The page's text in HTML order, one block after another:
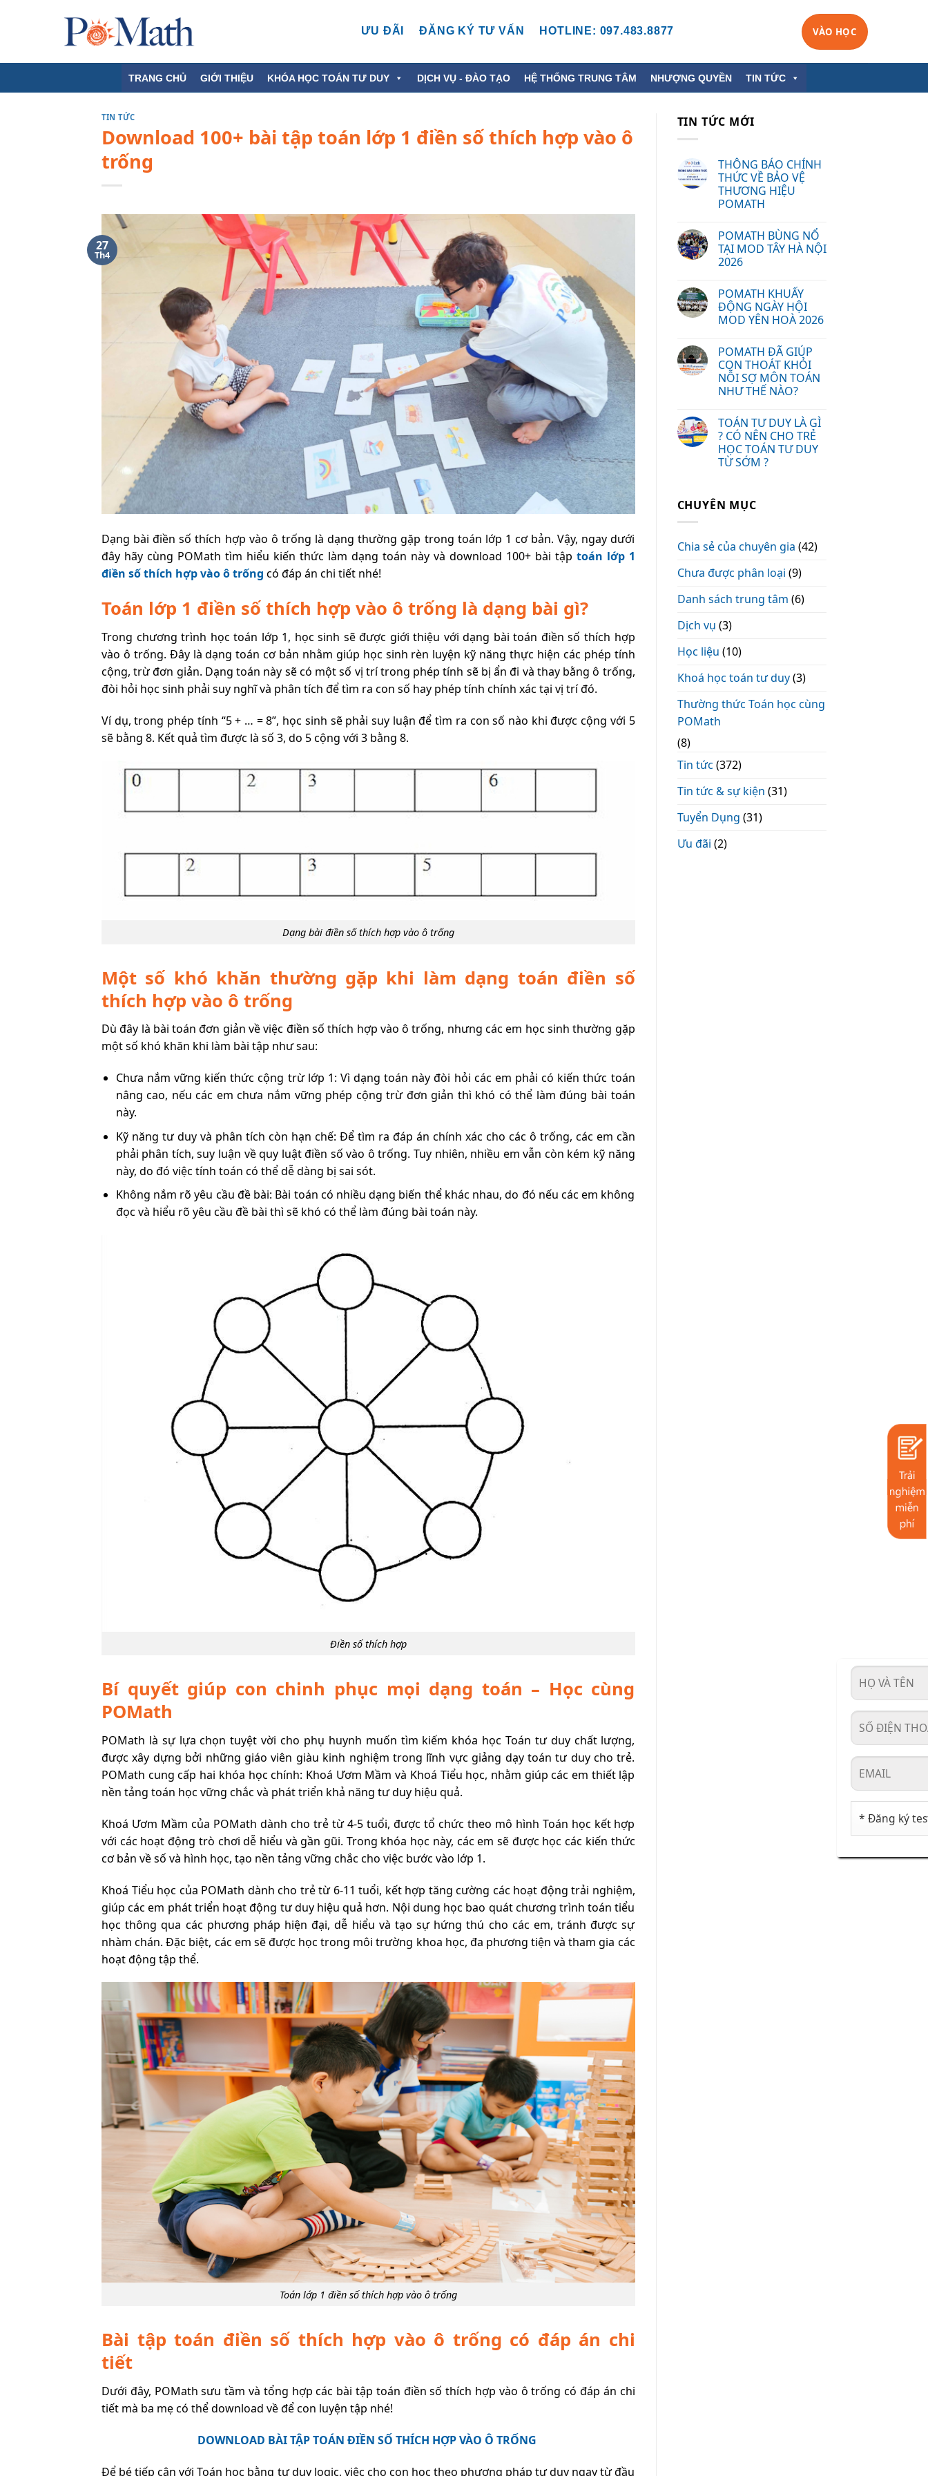
ƯU ĐÃI ĐĂNG KÝ TƯ VẤN HOTLINE: 097.483.8877 VÀO HỌC
TRANG CHỦ GIỚI THIỆU KHÓA HỌC TOÁN TƯ DUY DỊCH VỤ - ĐÀO TẠO HỆ THỐNG TRUNG TÂM NHƯỢNG QUYỀN TIN TỨC
TIN TỨC
Download 100+ bài tập toán lớp 1 điền số thích hợp vào ô
trống
27
Th4
Dạng bài điền số thích hợp vào ô trống là dạng thường gặp trong toán lớp 1 cơ bản. Vậy, ngay dưới
đây hãy cùng POMath tìm hiểu kiến thức làm dạng toán này và download 100+ bài tập toán lớp 1
điền số thích hợp vào ô trống có đáp án chi tiết nhé!
Toán lớp 1 điền số thích hợp vào ô trống là dạng bài gì?
Trong chương trình học toán lớp 1, học sinh sẽ được giới thiệu với dạng bài toán điền số thích hợp
vào ô trống. Đây là dạng toán cơ bản nhằm giúp học sinh rèn luyện kỹ năng thực hiện các phép tính
cộng, trừ đơn giản. Dạng toán này sẽ có một số vị trí trong phép tính sẽ bị ẩn đi và thay bằng ô trống,
đòi hỏi học sinh phải suy nghĩ và phân tích để tìm ra con số hay phép tính chính xác tại vị trí đó.
Ví dụ, trong phép tính “5 + … = 8”, học sinh sẽ phải suy luận để tìm ra con số nào khi được cộng với 5
sẽ bằng 8. Kết quả tìm được là số 3, do 5 cộng với 3 bằng 8.
Dạng bài điền số thích hợp vào ô trống
Một số khó khăn thường gặp khi làm dạng toán điền số
thích hợp vào ô trống
Dù đây là bài toán đơn giản về việc điền số thích hợp vào ô trống, nhưng các em học sinh thường gặp
một số khó khăn khi làm bài tập như sau:
Chưa nắm vững kiến thức cộng trừ lớp 1: Vì dạng toán này đòi hỏi các em phải có kiến thức toán
nâng cao, nếu các em chưa nắm vững phép cộng trừ đơn giản thì khó có thể làm đúng bài toán
này.
Kỹ năng tư duy và phân tích còn hạn chế: Để tìm ra đáp án chính xác cho các ô trống, các em cần
phải phân tích, suy luận về quy luật điền số vào ô trống. Tuy nhiên, nhiều em vẫn còn kém kỹ năng
này, do đó việc tính toán có thể dễ dàng bị sai sót.
Không nắm rõ yêu cầu đề bài: Bài toán có nhiều dạng biến thể khác nhau, do đó nếu các em không
đọc và hiểu rõ yêu cầu đề bài thì sẽ khó có thể làm đúng bài toán này.
Điền số thích hợp
Bí quyết giúp con chinh phục mọi dạng toán – Học cùng
POMath
POMath là sự lựa chọn tuyệt vời cho phụ huynh muốn tìm kiếm khóa học Toán tư duy chất lượng,
được xây dựng bởi những giáo viên giàu kinh nghiệm trong lĩnh vực giảng dạy toán tư duy cho trẻ.
POMath cung cấp hai khóa học chính: Khoá Ươm Mầm và Khoá Tiểu học, nhằm giúp các em thiết lập
nền tảng toán học vững chắc và phát triển khả năng tư duy hiệu quả.
Khoá Ươm Mầm của POMath dành cho trẻ từ 4-5 tuổi, được tổ chức theo mô hình Toán học kết hợp
với các hoạt động trò chơi dễ hiểu và gần gũi. Trong khóa học này, các em sẽ được học các kiến thức
cơ bản về số và hình học, tạo nền tảng vững chắc cho việc bước vào lớp 1.
Khoá Tiểu học của POMath dành cho trẻ từ 6-11 tuổi, kết hợp tăng cường các hoạt động trải nghiệm,
giúp các em phát triển hoạt động tư duy hiệu quả hơn. Nội dung học bao quát chương trình toán tiểu
học thông qua các phương pháp hiện đại, dễ hiểu và tạo sự hứng thú cho các em, tránh được sự
nhàm chán. Đặc biệt, các em sẽ được học trong môi trường khoa học, đa phương tiện và tham gia các
hoạt động tập thể.
Toán lớp 1 điền số thích hợp vào ô trống
Bài tập toán điền số thích hợp vào ô trống có đáp án chi
tiết
Dưới đây, POMath sưu tầm và tổng hợp các bài tập toán điền số thích hợp vào ô trống có đáp án chi
tiết mà ba mẹ có thể download về để con luyện tập nhé!
DOWNLOAD BÀI TẬP TOÁN ĐIỀN SỐ THÍCH HỢP VÀO Ô TRỐNG
Để bé tiếp cận với Toán học bằng tư duy logic, việc cho con học theo phương pháp tư duy ngay từ đầu
TIN TỨC MỚI
THÔNG BÁO CHÍNH
THỨC VỀ BẢO VỆ
THƯƠNG HIỆU
POMATH
POMATH BÙNG NỔ
TẠI MOD TÂY HÀ NỘI
2026
POMATH KHUẤY
ĐỘNG NGÀY HỘI
MOD YÊN HOÀ 2026
POMATH ĐÃ GIÚP
CON THOÁT KHỎI
NỖI SỢ MÔN TOÁN
NHƯ THẾ NÀO?
TOÁN TƯ DUY LÀ GÌ
? CÓ NÊN CHO TRẺ
HỌC TOÁN TƯ DUY
TỪ SỚM ?
CHUYÊN MỤC
Chia sẻ của chuyên gia (42)
Chưa được phân loại (9)
Danh sách trung tâm (6)
Dịch vụ (3)
Học liệu (10)
Khoá học toán tư duy(3)
Thường thức Toán học cùng
POMath
(8)
Tin tức (372)
Tin tức & sự kiện (31)
Tuyển Dụng (31)
Ưu đãi (2)